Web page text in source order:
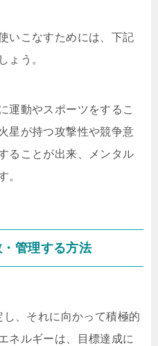
いこなすためには、下記
ょう。
運動やスポーツをするこ
星が持つ攻撃性や競争意
ることが出来、メンタル
。
管理する方法
、それに向かって積極的
ネルギーは、目標達成に